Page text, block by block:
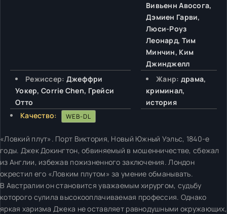
Вивьенн Авосога,
Дэмиен Гарви,
Люси-Роуз
Леонард, Тим
Минчин, Ким
Джинджелл
Режиссер: Джеффри
Уокер, Corrie Chen, Грейси
Отто
Жанр: драма,
криминал,
история
Качество:
WEB-DL
«Ловкий плут». Порт Виктория, Новый Южный Уэльс, 1840-е
годы. Джек Докингтон, обвиняемый в мошенничестве, сбежал
из Англии, избежав пожизненного заключения. Лондон
окрестил его «Ловким плутом» за умение обманывать.
В Австралии он становится уважаемым хирургом, судьбу
которого сулила высокооплачиваемая профессия. Однако
яркая харизма Джека не оставляет равнодушными окружающих,